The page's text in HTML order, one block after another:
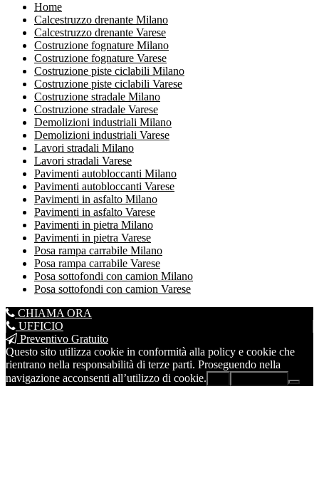
Home
Calcestruzzo drenante Milano
Calcestruzzo drenante Varese
Costruzione fognature Milano
Costruzione fognature Varese
Costruzione piste ciclabili Milano
Costruzione piste ciclabili Varese
Costruzione stradale Milano
Costruzione stradale Varese
Demolizioni industriali Milano
Demolizioni industriali Varese
Lavori stradali Milano
Lavori stradali Varese
Pavimenti autobloccanti Milano
Pavimenti autobloccanti Varese
Pavimenti in asfalto Milano
Pavimenti in asfalto Varese
Pavimenti in pietra Milano
Pavimenti in pietra Varese
Posa rampa carrabile Milano
Posa rampa carrabile Varese
Posa sottofondi con camion Milano
Posa sottofondi con camion Varese
CHIAMA ORA
UFFICIO
Preventivo Gratuito
Questo sito utilizza cookie in conformità alla policy e cookie che
rientrano nella responsabilità di terze parti. Proseguendo nella
navigazione acconsenti all’utilizzo di cookie.